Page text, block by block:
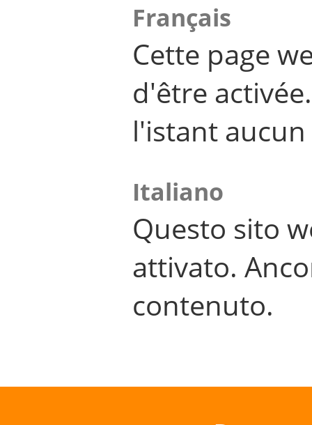
Français
Cette page
d'être
l'istant
Italiano
Questo sito
attivato.
contenuto.